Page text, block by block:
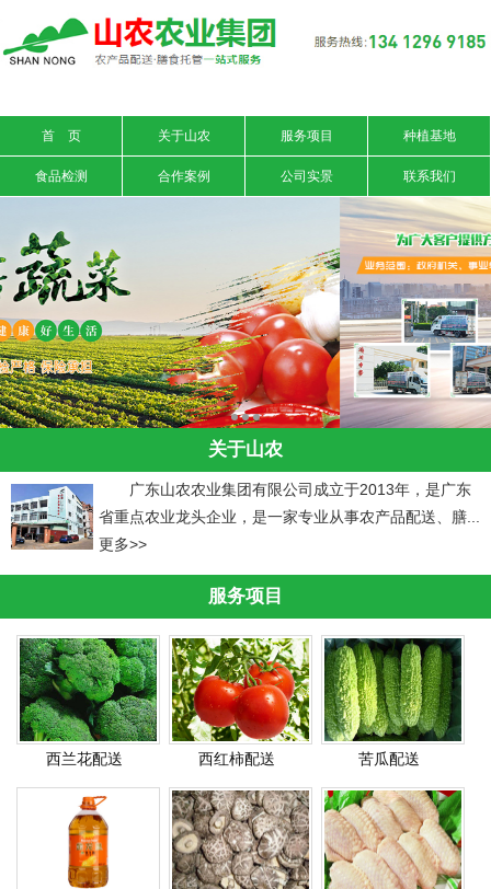
首 页 关于山农 服务项目 种植基地
食品检测 合作案例 公司实景 联系我们
关于山农
广东山农农业集团有限公司成立于2013年，是广东
省重点农业龙头企业，是一家专业从事农产品配送、膳...
更多>>
服务项目
西兰花配送 西红柿配送 苦瓜配送
信息搜索
搜索